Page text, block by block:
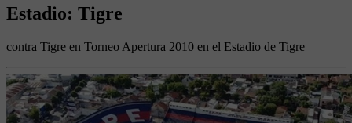
Estadio: Tigre
contra Tigre en Torneo Apertura 2010 en el Estadio de Tigre